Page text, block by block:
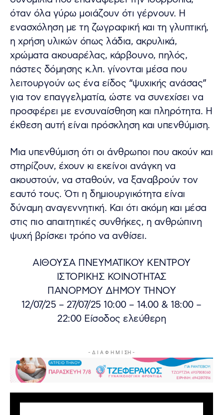
όταν όλα γύρω μοιάζουν ότι γέρνουν. Η
ενασχόληση με τη ζωγραφική και τη γλυπτική,
η χρήση υλικών όπως λάδια, ακρυλικά,
χρώματα ακουαρέλας, κάρβουνο, πηλός,
πάστες δόμησης κ.λπ. γίνονται μέσα που
λειτουργούν ως ένα είδος “ψυχικής ανάσας”
για τον επαγγελματία, ώστε να συνεχίσει να
προσφέρει με ενσυναίσθηση και πληρότητα. Η
έκθεση αυτή είναι πρόσκληση και υπενθύμιση.
Μια υπενθύμιση ότι οι άνθρωποι που ακούν και
στηρίζουν, έχουν κι εκείνοι ανάγκη να
ακουστούν, να σταθούν, να ξαναβρούν τον
εαυτό τους. Ότι η δημιουργικότητα είναι
δύναμη αναγεννητική. Και ότι ακόμη και μέσα
στις πιο απαιτητικές συνθήκες, η ανθρώπινη
ψυχή βρίσκει τρόπο να ανθίσει.
ΑΙΘΟΥΣΑ ΠΝΕΥΜΑΤΙΚΟΥ ΚΕΝΤΡΟΥ
ΙΣΤΟΡΙΚΗΣ ΚΟΙΝΟΤΗΤΑΣ
ΠΑΝΟΡΜΟΥ ΔΗΜΟΥ ΤΗΝΟΥ
12/07/25 – 27/07/25 10:00 – 14.00 & 18:00 –
22:00 Είσοδος ελεύθερη
- Δ Ι Α Φ Η Μ Ι ΣΗ -